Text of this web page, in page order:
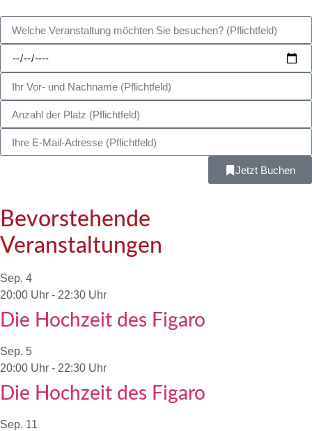
Jetzt Buchen
Bevorstehende
Veranstaltungen
Sep. 4
20:00 Uhr - 22:30 Uhr
Die Hochzeit des Figaro
Sep. 5
20:00 Uhr - 22:30 Uhr
Die Hochzeit des Figaro
Sep. 11